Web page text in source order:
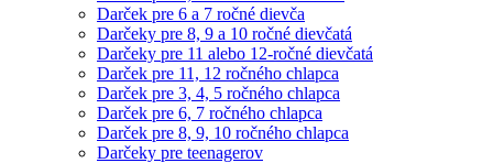
Darček pre 6 a 7 ročné dievča
Darčeky pre 8, 9 a 10 ročné dievčatá
Darčeky pre 11 alebo 12-ročné dievčatá
Darček pre 11, 12 ročného chlapca
Darček pre 3, 4, 5 ročného chlapca
Darček pre 6, 7 ročného chlapca
Darček pre 8, 9, 10 ročného chlapca
Darčeky pre teenagerov